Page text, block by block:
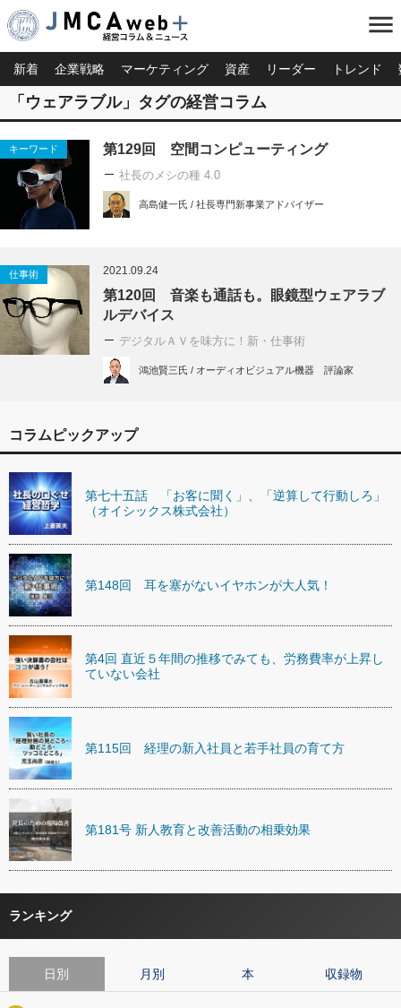
menu
新着 企業戦略 マーケティング 資産 リーダー トレンド
「ウェアラブル」タグの経営コラム
キーワード 第129回 空間コンピューティング
社長のメシの種 4.0
高島健一氏 / 社長専門新事業アドバイザー
仕事術 2021.09.24
第120回 音楽も通話も。眼鏡型ウェアラブ
ルデバイス
デジタルＡＶを味方に！新・仕事術
鴻池賢三氏 / オーディオビジュアル機器 評論家
コラムピックアップ
第七十五話 「お客に聞く」、「逆算して行動しろ」
（オイシックス株式会社）
第148回 耳を塞がないイヤホンが大人気！
第4回 直近５年間の推移でみても、労務費率が上昇し
ていない会社
第115回 経理の新入社員と若手社員の育て方
第181号 新人教育と改善活動の相乗効果
ランキング
日別 月別 本 収録物